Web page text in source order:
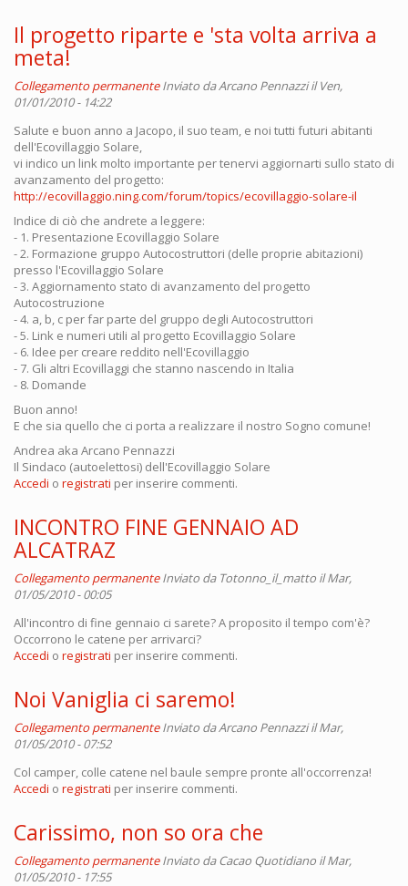
Il progetto riparte e 'sta volta arriva a
meta!
Collegamento permanente Inviato daArcano Pennazziil Ven,
01/01/2010 - 14:22
Salute e buon anno a Jacopo, il suo team, e noi tutti futuri abitanti
dell'Ecovillaggio Solare,
vi indico un link molto importante per tenervi aggiornarti sullo stato di
avanzamento del progetto:
http://ecovillaggio.ning.com/forum/topics/ecovillaggio-solare-il
Indice di ciò che andrete a leggere:
- 1. Presentazione Ecovillaggio Solare
- 2. Formazione gruppo Autocostruttori (delle proprie abitazioni)
presso l'Ecovillaggio Solare
- 3. Aggiornamento stato di avanzamento del progetto
Autocostruzione
- 4. a, b, c per far parte del gruppo degli Autocostruttori
- 5. Link e numeri utili al progetto Ecovillaggio Solare
- 6. Idee per creare reddito nell'Ecovillaggio
- 7. Gli altri Ecovillaggi che stanno nascendo in Italia
- 8. Domande
Buon anno!
E che sia quello che ci porta a realizzare il nostro Sogno comune!
Andrea aka Arcano Pennazzi
Il Sindaco (autoelettosi) dell'Ecovillaggio Solare
Accedi o registrati per inserire commenti.
INCONTRO FINE GENNAIO AD
ALCATRAZ
Collegamento permanente Inviato da Totonno_il_matto il Mar,
01/05/2010 - 00:05
All'incontro di fine gennaio ci sarete? A proposito il tempo com'è?
Occorrono le catene per arrivarci?
Accedi o registrati per inserire commenti.
Noi Vaniglia ci saremo!
Collegamento permanente Inviato daArcano Pennazziil Mar,
01/05/2010 - 07:52
Col camper, colle catene nel baule sempre pronte all'occorrenza!
Accedi o registrati per inserire commenti.
Carissimo, non so ora che
Collegamento permanente Inviato daCacao Quotidiano il Mar,
01/05/2010 - 17:55